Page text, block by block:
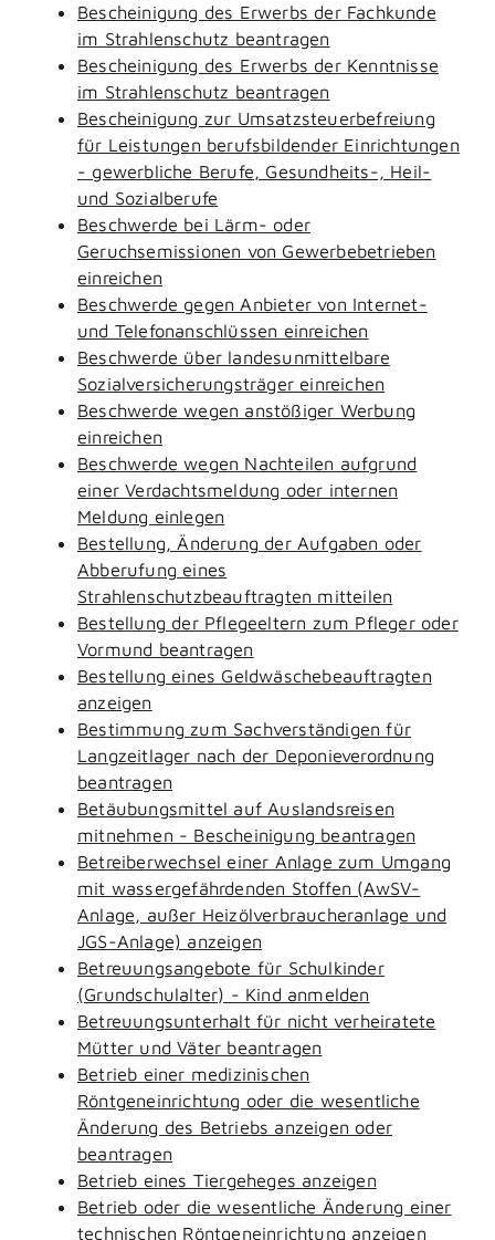
Bescheinigung des Erwerbs der Fachkunde
im Strahlenschutz beantragen
Bescheinigung des Erwerbs der Kenntnisse
im Strahlenschutz beantragen
Bescheinigung zur Umsatzsteuerbefreiung
für Leistungen berufsbildender Einrichtungen
- gewerbliche Berufe, Gesundheits-, Heil-
und Sozialberufe
Beschwerde bei Lärm- oder
Geruchsemissionen von Gewerbebetrieben
einreichen
Beschwerde gegen Anbieter von Internet-
und Telefonanschlüssen einreichen
Beschwerde über landesunmittelbare
Sozialversicherungsträger einreichen
Beschwerde wegen anstößiger Werbung
einreichen
Beschwerde wegen Nachteilen aufgrund
einer Verdachtsmeldung oder internen
Meldung einlegen
Bestellung, Änderung der Aufgaben oder
Abberufung eines
Strahlenschutzbeauftragten mitteilen
Bestellung der Pflegeeltern zum Pfleger oder
Vormund beantragen
Bestellung eines Geldwäschebeauftragten
anzeigen
Bestimmung zum Sachverständigen für
Langzeitlager nach der Deponieverordnung
beantragen
Betäubungsmittel auf Auslandsreisen
mitnehmen - Bescheinigung beantragen
Betreiberwechsel einer Anlage zum Umgang
mit wassergefährdenden Stoffen (AwSV-
Anlage, außer Heizölverbraucheranlage und
JGS-Anlage) anzeigen
Betreuungsangebote für Schulkinder
(Grundschulalter) - Kind anmelden
Betreuungsunterhalt für nicht verheiratete
Mütter und Väter beantragen
Betrieb einer medizinischen
Röntgeneinrichtung oder die wesentliche
Änderung des Betriebs anzeigen oder
beantragen
Betrieb eines Tiergeheges anzeigen
Betrieb oder die wesentliche Änderung einer
technischen Röntgeneinrichtung anzeigen